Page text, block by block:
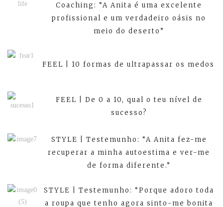
Coaching: “A Anita é uma excelente
profissional e um verdadeiro oásis no
meio do deserto”
FEEL | 10 formas de ultrapassar os medos
FEEL | De 0 a 10, qual o teu nível de
sucesso?
STYLE | Testemunho: “A Anita fez-me
recuperar a minha autoestima e ver-me
de forma diferente.”
STYLE | Testemunho: “Porque adoro toda
a roupa que tenho agora sinto-me bonita